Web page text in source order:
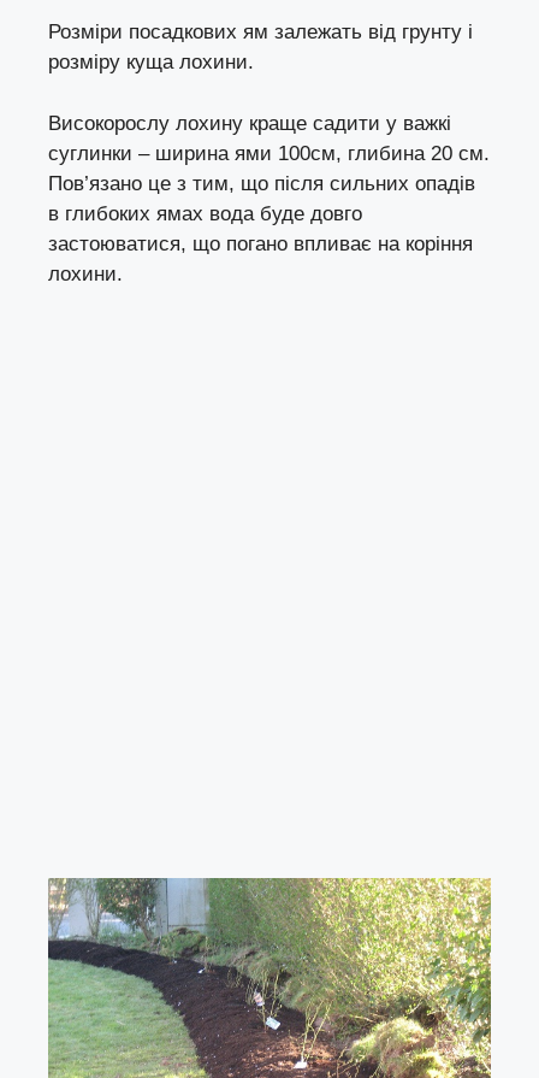
Розміри посадкових ям залежать від грунту і
розміру куща лохини.
Високорослу лохину краще садити у важкі
суглинки – ширина ями 100см, глибина 20 см.
Пов’язано це з тим, що після сильних опадів
в глибоких ямах вода буде довго
застоюватися, що погано впливає на коріння
лохини.